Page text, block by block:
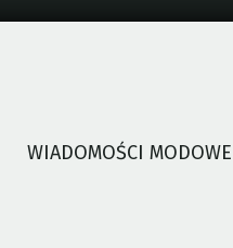
WIADOMOŚCI MODOWE